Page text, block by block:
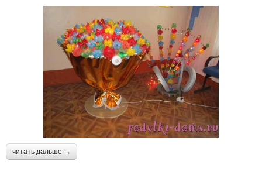
читать дальше →